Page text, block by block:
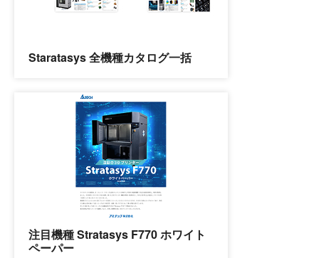
Staratasys 全機種カタログ一括
注目機種 Stratasys F770 ホワイト
ペーパー